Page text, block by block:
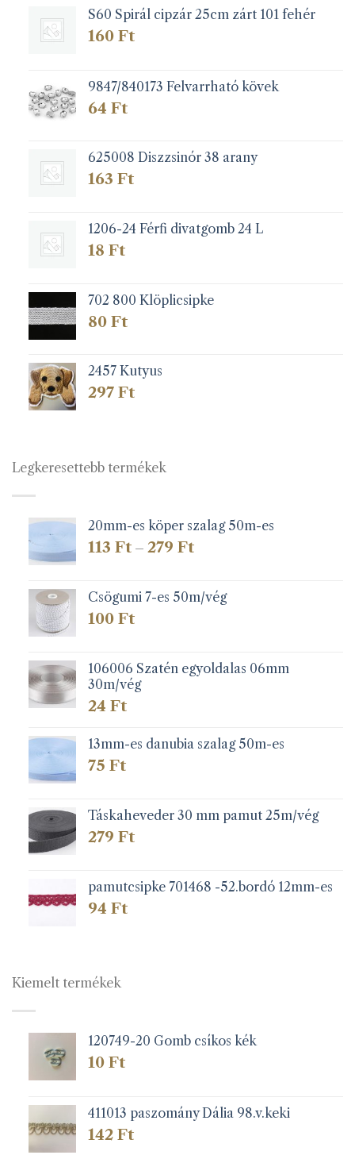
S60 Spirál cipzár 25cm zárt 101 fehér
160 Ft
9847/840173 Felvarrható kövek
64 Ft
625008 Diszzsinór 38 arany
163 Ft
1206-24 Férfi divatgomb 24 L
18 Ft
702 800 Klöplicsipke
80 Ft
2457 Kutyus
297 Ft
Legkeresettebb termékek
20mm-es köper szalag 50m-es
113 Ft – 279 FtÁrtartomány:
279 Ft
Csögumi 7-es 50m/vég
100 Ft
106006 Szatén egyoldalas 06mm
30m/vég
24 Ft
13mm-es danubia szalag 50m-es
75 Ft
Táskaheveder 30 mm pamut 25m/vég
279 Ft
pamutcsipke 701468 -52.bordó 12mm-es
94 Ft
Kiemelt termékek
120749-20 Gomb csíkos kék
10 Ft
411013 paszomány Dália 98.v.keki
142 Ft